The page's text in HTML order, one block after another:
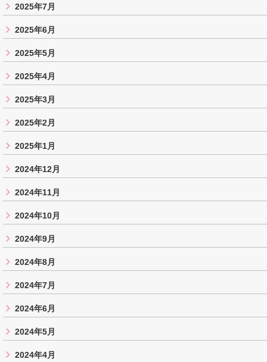
2025年7月
2025年6月
2025年5月
2025年4月
2025年3月
2025年2月
2025年1月
2024年12月
2024年11月
2024年10月
2024年9月
2024年8月
2024年7月
2024年6月
2024年5月
2024年4月